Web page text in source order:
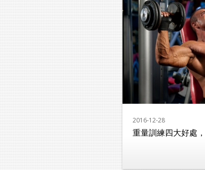
2016-12-28
重量訓練四大好處